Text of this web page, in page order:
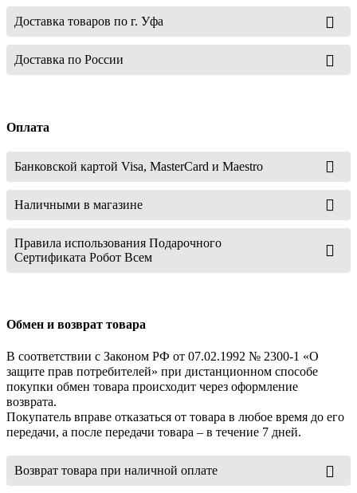
Доставка товаров по г. Уфа
Доставка по России
Оплата
Банковской картой Visa, MasterCard и Maestro
Наличными в магазине
Правила использования Подарочного
Сертификата Робот Всем
Обмен и возврат товара
В соответствии с Законом РФ от 07.02.1992 № 2300-1 «О
защите прав потребителей» при дистанционном способе
покупки обмен товара происходит через оформление
возврата.
Покупатель вправе отказаться от товара в любое время до его
передачи, а после передачи товара – в течение 7 дней.
Возврат товара при наличной оплате